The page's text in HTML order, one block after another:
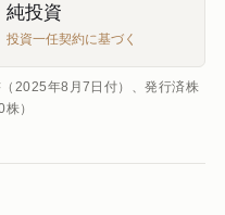
純投資
投資一任契約に基づく
2025年8月7日付）、発行済株
）